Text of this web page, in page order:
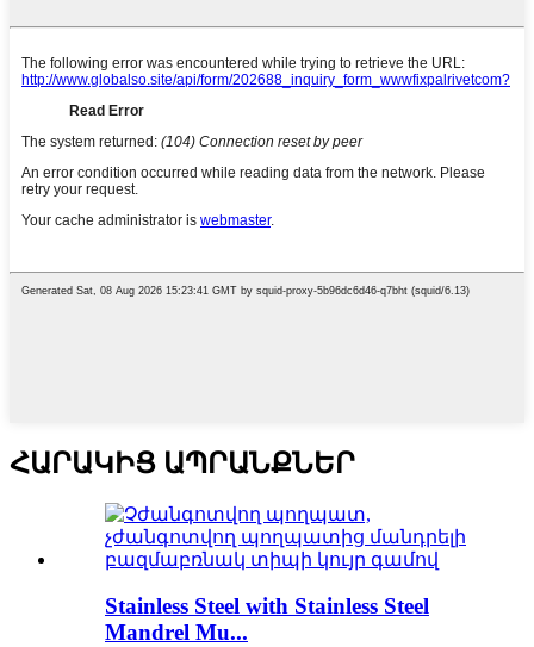
ՀԱՐԱԿԻՑ ԱՊՐԱՆՔՆԵՐ
Stainless Steel with Stainless Steel
Mandrel Mu...